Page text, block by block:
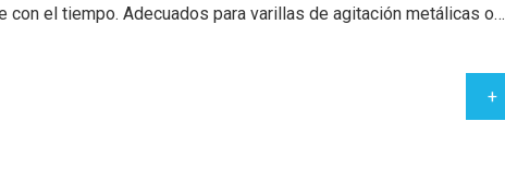
con el tiempo. Adecuados para varillas de agitación metálicas o…
+